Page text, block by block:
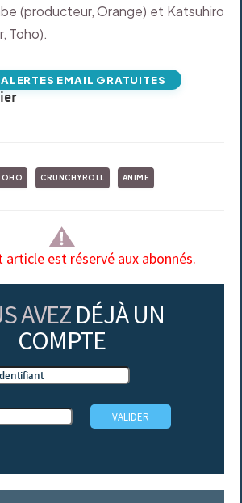
(producteur, Orange) et Katsuhiro
Toho).
EMAIL GRATUITES
CRUNCHYROLL ANIME
article est réservé aux abonnés.
AVEZ DÉJÀ UN
COMPTE